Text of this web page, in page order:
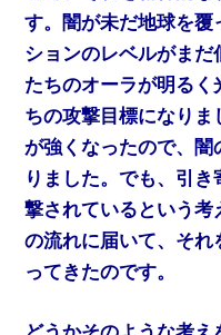
す。闇が未だ地球を
ションのレベルがま
たちのオーラが明る
ちの攻撃目標になり
が強くなったので、
りました。でも、引
撃されているという
の流れに届いて、そ
ってきたのです。